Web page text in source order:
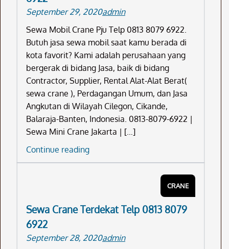
8079
6922
September 29, 2020admin
Sewa Mobil Crane Pju Telp 0813 8079 6922.
Butuh jasa sewa mobil saat kamu berada di
kota favorit? Kami adalah perusahaan yang
bergerak di bidang Jasa, baik di bidang
Contractor, Supplier, Rental Alat-Alat Berat(
sewa crane ), Perdagangan Umum, dan Jasa
Angkutan di Wilayah Cilegon, Cikande,
Balaraja-Banten, Indonesia. 0813-8079-6922 |
Sewa Mini Crane Jakarta | […]
Continue readingSewa
Mobil
0813
6922
CRANE
Sewa Crane Terdekat Telp 0813 8079
6922
September 28, 2020admin